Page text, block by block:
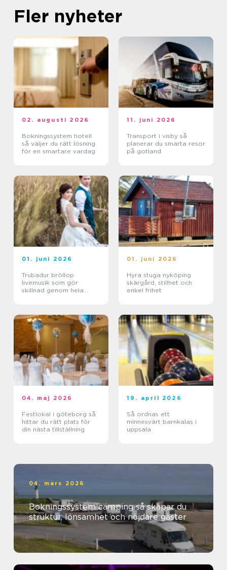
Fler nyheter
02. augusti 2026
Bokningssystem hotell
så väljer du rätt lösning
för en smartare vardag
11. juni 2026
Transport i visby så
planerar du smarta resor
på gotland
01. juni 2026
Trubadur bröllop
livemusik som gör
skillnad genom hela
01. juni 2026
Hyra stuga nyköping
skärgård, stillhet och
enkel frihet
04. maj 2026
Festlokal i göteborg så
hittar du rätt plats för
din nästa tillställning
19. april 2026
Så ordnas ett
minnesvärt barnkalas i
uppsala
04. mars 2026
Bokningssystem camping så skapar du
struktur, lönsamhet och nöjdare gäster